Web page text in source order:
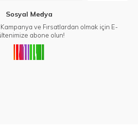
Sosyal Medya
ve Fırsatlardan olmak için E-
abone olun!